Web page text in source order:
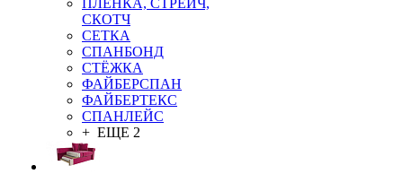
ПЛЁНКА, СТРЕЙЧ,
СКОТЧ
СЕТКА
СПАНБОНД
СТЁЖКА
ФАЙБЕРСПАН
ФАЙБЕРТЕКС
СПАНЛЕЙС
+ ЕЩЕ 2